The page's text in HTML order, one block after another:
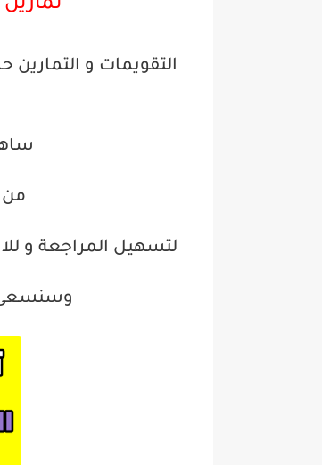
تمارين
التقويمات و التمارين
من
لتسهيل المراجعة و
وسنسعى